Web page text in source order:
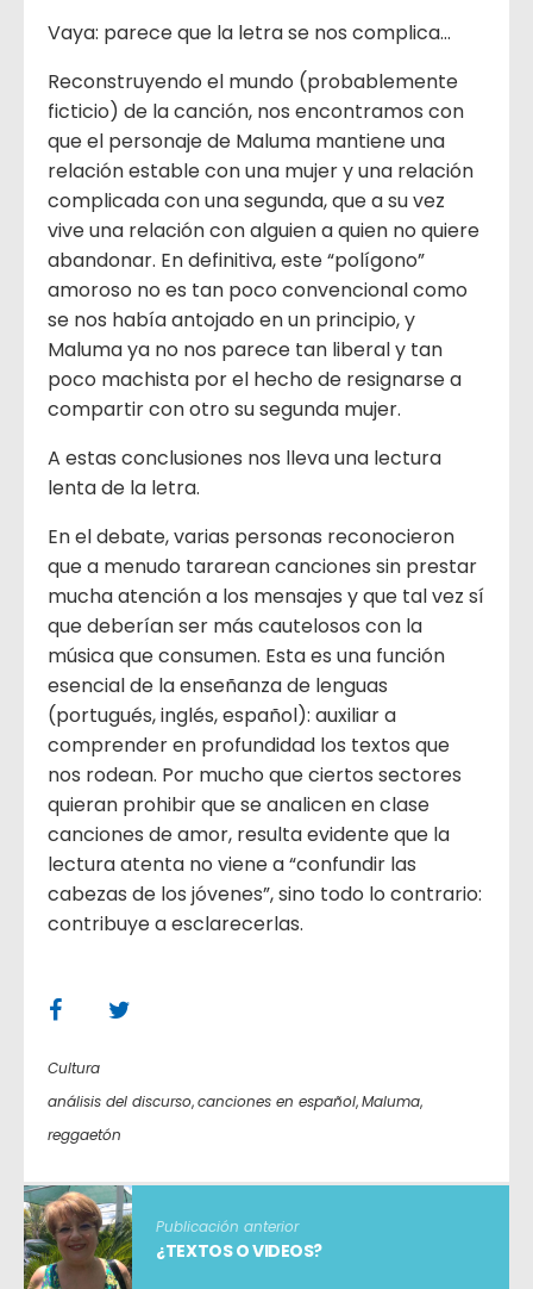
Vaya: parece que la letra se nos complica…
Reconstruyendo el mundo (probablemente
ficticio) de la canción, nos encontramos con
que el personaje de Maluma mantiene una
relación estable con una mujer y una relación
complicada con una segunda, que a su vez
vive una relación con alguien a quien no quiere
abandonar. En definitiva, este “polígono”
amoroso no es tan poco convencional como
se nos había antojado en un principio, y
Maluma ya no nos parece tan liberal y tan
poco machista por el hecho de resignarse a
compartir con otro su segunda mujer.
A estas conclusiones nos lleva una lectura
lenta de la letra.
En el debate, varias personas reconocieron
que a menudo tararean canciones sin prestar
mucha atención a los mensajes y que tal vez sí
que deberían ser más cautelosos con la
música que consumen. Esta es una función
esencial de la enseñanza de lenguas
(portugués, inglés, español): auxiliar a
comprender en profundidad los textos que
nos rodean. Por mucho que ciertos sectores
quieran prohibir que se analicen en clase
canciones de amor, resulta evidente que la
lectura atenta no viene a “confundir las
cabezas de los jóvenes”, sino todo lo contrario:
contribuye a esclarecerlas.
Cultura
análisis del discurso,canciones en español,Maluma,
reggaetón
Publicación anterior
¿TEXTOS O VIDEOS?